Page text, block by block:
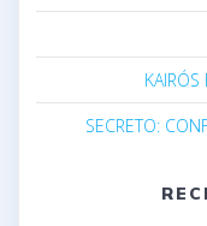
KAIRÓS
SECRETO: